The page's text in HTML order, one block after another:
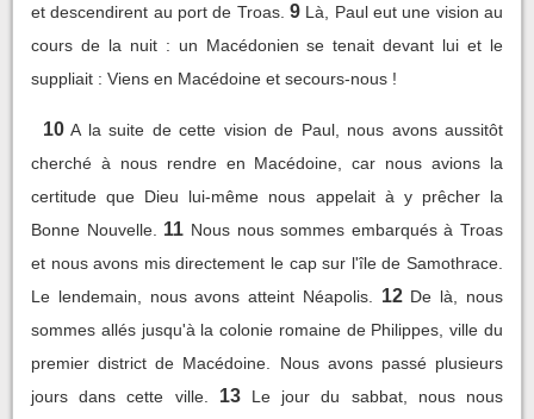
et descendirent au port de Troas. 9 Là, Paul eut une vision au
cours de la nuit : un Macédonien se tenait devant lui et le
suppliait : Viens en Macédoine et secours-nous !
10 A la suite de cette vision de Paul, nous avons aussitôt
cherché à nous rendre en Macédoine, car nous avions la
certitude que Dieu lui-même nous appelait à y prêcher la
Bonne Nouvelle.
11 Nous nous sommes embarqués à Troas
et nous avons mis directement le cap sur l'île de Samothrace.
Le lendemain, nous avons atteint Néapolis.
12 De là, nous
sommes allés jusqu'à la colonie romaine de Philippes, ville du
premier district de Macédoine. Nous avons passé plusieurs
jours dans cette ville.
13
Le jour du sabbat, nous nous